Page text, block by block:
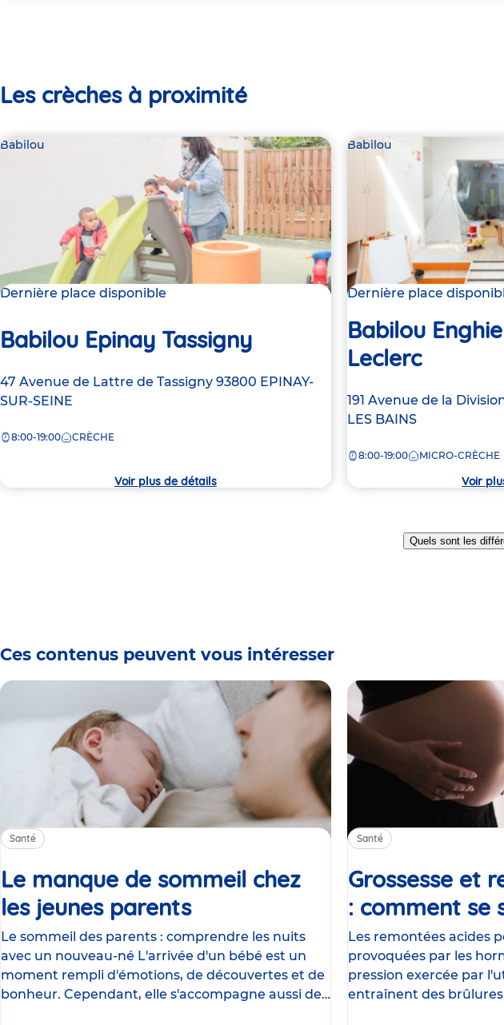
Les crèches à proximité
Babilou
Dernière place disponible
Babilou Epinay Tassigny
Adresse
de
crèche
47 Avenue de Lattre de Tassigny 93800 EPINAY-
SUR-SEINE
8:00-19:00 CRÈCHE
Voir plus de détails
Babilou
Dernière place
Babilou
Leclerc
Adresse
de
crèche
191 Avenue de la
LES BAINS
8:00-19:00 MICRO-CRÈCHE
Voir
Quels sont les
Ces contenus peuvent vous intéresser
Santé
Le manque de sommeil chez
les jeunes parentsArticle
Le sommeil des parents : comprendre les nuits
avec un nouveau-né L'arrivée d'un bébé est un
moment rempli d'émotions, de découvertes et de
bonheur. Cependant, elle s'accompagne aussi de
Santé
Grossesse et
: comment se
Les remontées acides
provoquées par les
pression exercée par
entraînent des